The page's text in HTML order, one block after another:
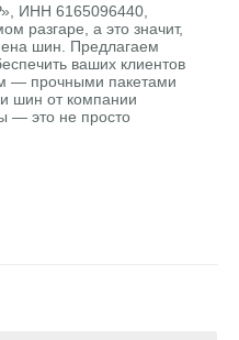
ИНН 6165096440,
разгаре, а это значит,
шин. Предлагаем
ваших клиентов
— прочными пакетами
шин от компании
это не просто